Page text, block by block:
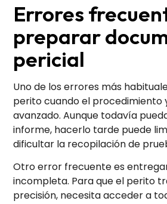
Errores
preparar
pericial
Uno de los errores más
perito cuando el procedimiento
avanzado. Aunque todavía
informe, hacerlo tarde puede
dificultar la recopilación de
Otro error frecuente es
incompleta. Para que el perito
precisión, necesita acceder a